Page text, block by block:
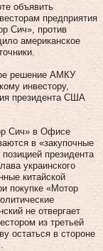
объявить
предприятия
Cич», против
американское
решение АМКУ
инвестору,
президента США
Cич» в Офисе
в «закупочные
президента
украинского
китайской
покупке «Мотор
не отвергает
из третьей
остаться в стороне